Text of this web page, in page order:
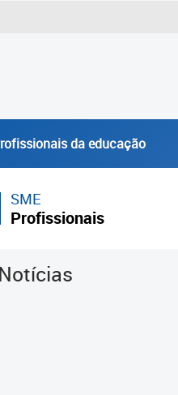
da educação
SME
Profissionais
Notícias